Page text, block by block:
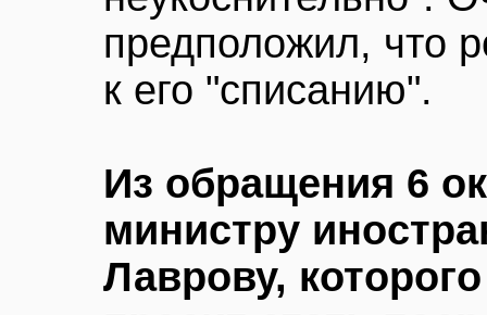
предположил, что
к его "списанию".
Из обращения 6
министру
Лаврову,